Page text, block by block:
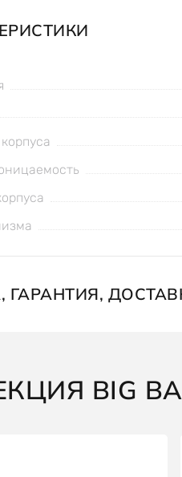
ГАРАНТИЯ,
BIG